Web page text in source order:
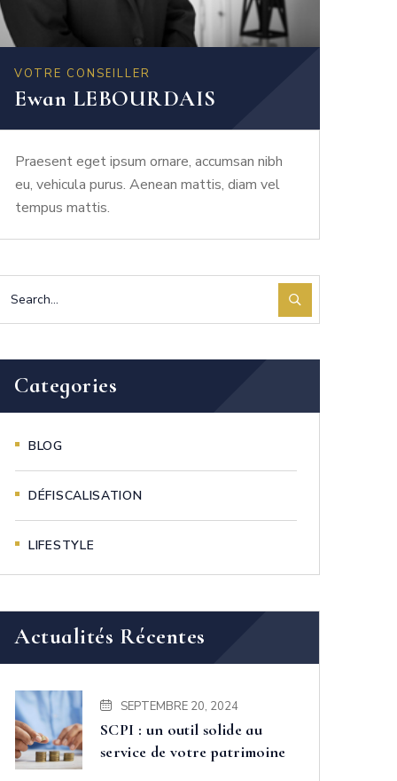
VOTRE CONSEILLER
Ewan LEBOURDAIS
Praesent eget ipsum ornare, accumsan nibh
eu, vehicula purus. Aenean mattis, diam vel
tempus mattis.
Categories
BLOG
DÉFISCALISATION
LIFESTYLE
Actualités Récentes
SEPTEMBRE 20, 2024
SCPI : un outil solide au
service de votre patrimoine